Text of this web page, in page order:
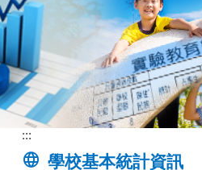
:::
學校基本統計資訊